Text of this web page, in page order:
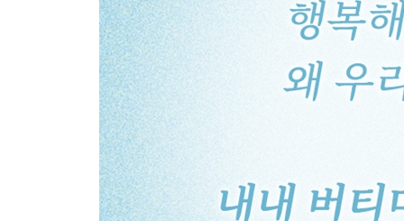
좋아하는 일과 잘하는 일
나만의 개똥철학
묵묵히 내 길을 가라
고집은 있지만 책임 있게
나를 돌아보는 일에 대하여
성격을 이유로 삼지 않기 위해
나에게 맞는 사람
자신감 있는 사람이 상대를 더 존중한다
내가 생각하는 발전이란